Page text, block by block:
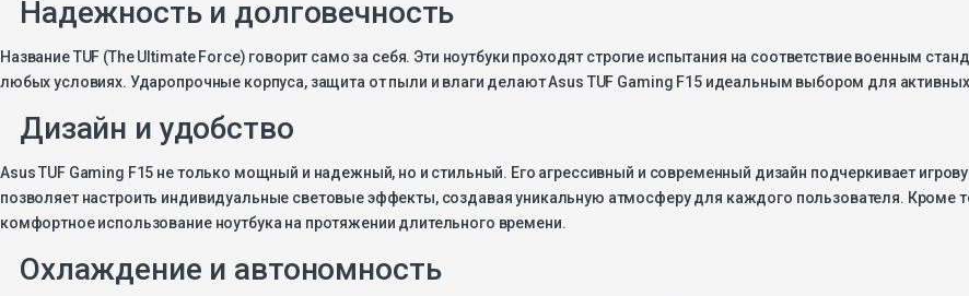
Название TUF (The Ultimate Force) говорит само за себя. Эти ноутбуки проходят строгие испытания на соответствие военным
любых условиях. Ударопрочные корпуса, защита от пыли и влаги делают Asus TUF Gaming F15 идеальным выбором для активных
Дизайн и удобство
Asus TUF Gaming F15 не только мощный и надежный, но и стильный. Его агрессивный и современный дизайн подчеркивает
позволяет настроить индивидуальные световые эффекты, создавая уникальную атмосферу для каждого пользователя. Кроме
комфортное использование ноутбука на протяжении длительного времени.
Охлаждение и автономность